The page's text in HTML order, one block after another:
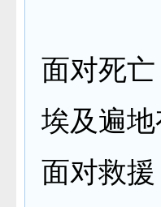
面对死亡
埃及遍地
面对救援